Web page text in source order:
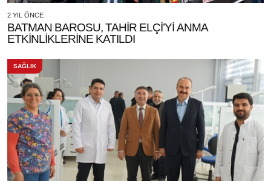
2 YIL ÖNCE
BATMAN BAROSU, TAHİR ELÇİ’Yİ ANMA
ETKİNLİKLERİNE KATILDI
SAĞLIK